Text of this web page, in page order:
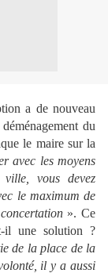
a de nouveau
du
le maire sur la
avec les moyens
ville, vous devez
le maximum de
». Ce
il une solution ?
de la place de la
il y a aussi